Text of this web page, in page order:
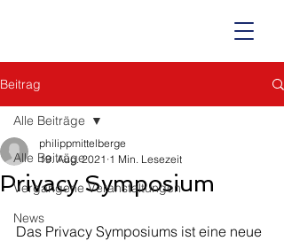
Beitrag
Alle Beiträge
Vergangene Veranstaltungen
News
Alle Beiträge
Privacy Symposium
philippmittelberge
19. Aug. 2021 1 Min. Lesezeit
Das Privacy Symposiums ist eine neue